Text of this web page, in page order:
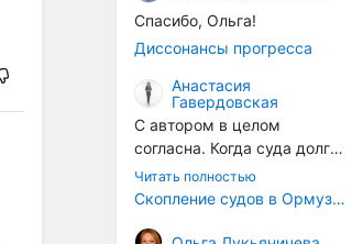
организмов. И год за
годом, век за веком суда
разносят эти самые
организмы по пути
следования.
Спасибо, Ольга!
Диссонансы прогресса
Анастасия
Гавердовская
С автором в целом
согласна. Когда суда долго
стоят в теплой воде, на их
корпусах активно
организмы, и потом они
Читать полностью
Скопление судов в Ормузском проливе грозит катастрофическим распространением инвазивных видов